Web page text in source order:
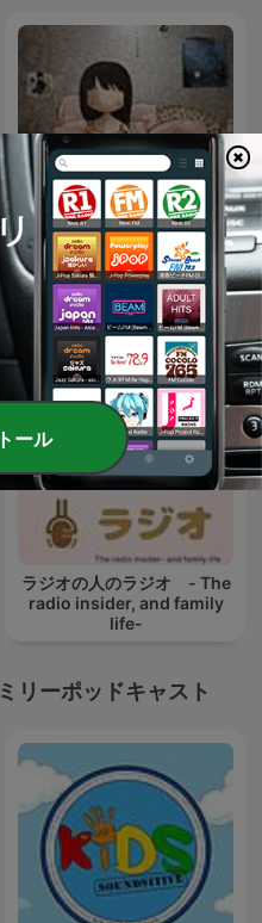
นิทานชาดก
ラジオの人のラジオ - The
radio insider, and family
life-
リーポッドキャスト
ール